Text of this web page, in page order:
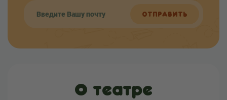
ОТПРАВИТЬ
О театре